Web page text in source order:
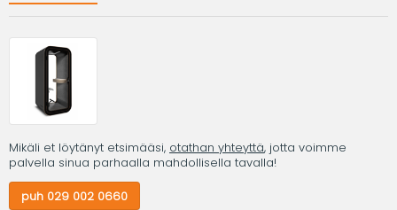
Mikäli et löytänyt etsimääsi, otathan yhteyttä, jotta voimme
palvella sinua parhaalla mahdollisella tavalla!
puh 029 002 0660